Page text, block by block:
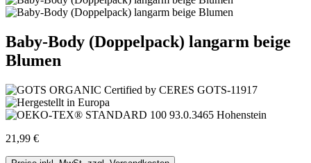
Baby-Body (Doppelpack) langarm beige
Blumen
21,99 €